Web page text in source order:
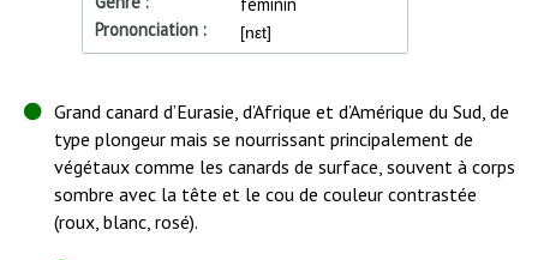
féminin
Prononciation
[nεt]
Début
l'article
Grand canard d’Eurasie, d’Afrique et d’Amérique du Sud, de
type plongeur mais se nourrissant principalement de
végétaux comme les canards de surface, souvent à corps
sombre avec la tête et le cou de couleur contrastée
(roux, blanc, rosé).